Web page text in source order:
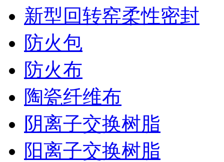
新型回转窑柔性密封
防火包
防火布
陶瓷纤维布
阴离子交换树脂
阳离子交换树脂